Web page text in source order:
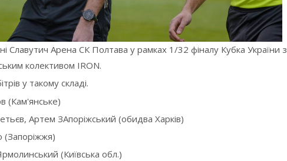
Славутич Арена СК Полтава у рамках 1/32 фіналу Кубка України з
колективом IRON.
у такому складі.
(Кам'янське)
Артем ЗАпоріжський (обидва Харків)
(Запоріжжя)
(Київська обл.)